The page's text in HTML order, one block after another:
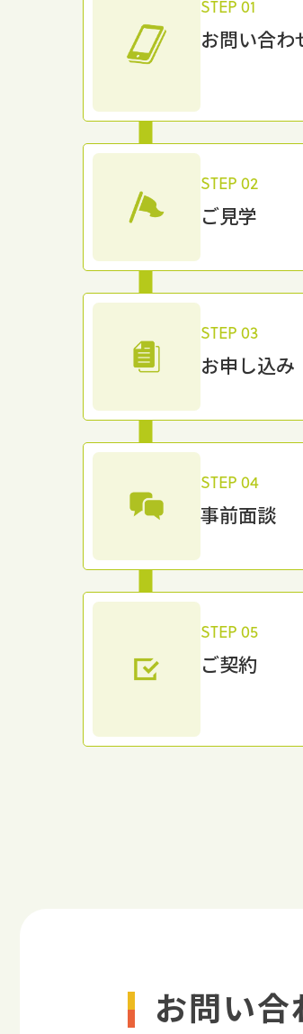
STEP 01
お問い合わ
STEP 02
ご見学
STEP 03
お申し込み
STEP 04
事前面談
STEP 05
ご契約
お問い合